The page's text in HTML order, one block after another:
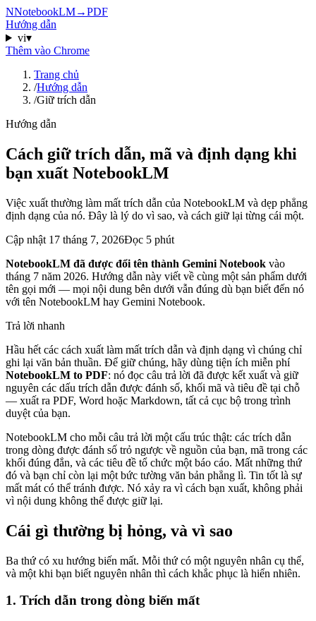
NNotebookLM→PDF
Hướng dẫn
vi▾
Thêm vào Chrome
Trang chủ
/Hướng dẫn
/Giữ trích dẫn
Hướng dẫn
Cách giữ trích dẫn, mã và định dạng khi
bạn xuất NotebookLM
Việc xuất thường làm mất trích dẫn của NotebookLM và dẹp phẳng
định dạng của nó. Đây là lý do vì sao, và cách giữ lại từng cái một.
Cập nhật 17 tháng 7, 2026Đọc 5 phút
NotebookLM đã được đổi tên thành Gemini Notebook vào
tháng 7 năm 2026. Hướng dẫn này viết về cùng một sản phẩm dưới
tên gọi mới — mọi nội dung bên dưới vẫn đúng dù bạn biết đến nó
với tên NotebookLM hay Gemini Notebook.
Trả lời nhanh
Hầu hết các cách xuất làm mất trích dẫn và định dạng vì chúng chỉ
ghi lại văn bản thuần. Để giữ chúng, hãy dùng tiện ích miễn phí
NotebookLM to PDF: nó đọc câu trả lời đã được kết xuất và giữ
nguyên các dấu trích dẫn được đánh số, khối mã và tiêu đề tại chỗ
— xuất ra PDF, Word hoặc Markdown, tất cả cục bộ trong trình
duyệt của bạn.
NotebookLM cho mỗi câu trả lời một cấu trúc thật: các trích dẫn
trong dòng được đánh số trỏ ngược về nguồn của bạn, mã trong các
khối đúng đắn, và các tiêu đề tổ chức một báo cáo. Mất những thứ
đó và bạn chỉ còn lại một bức tường văn bản phẳng lì. Tin tốt là sự
mất mát có thể tránh được. Nó xảy ra vì cách bạn xuất, không phải
vì nội dung không thể được giữ lại.
Cái gì thường bị hỏng, và vì sao
Ba thứ có xu hướng biến mất. Mỗi thứ có một nguyên nhân cụ thể,
và một khi bạn biết nguyên nhân thì cách khắc phục là hiển nhiên.
1. Trích dẫn trong dòng biến mất